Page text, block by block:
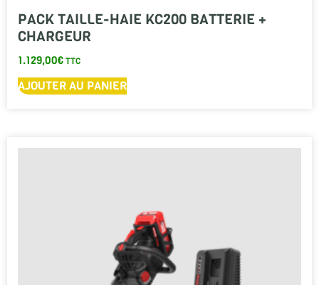
PACK TAILLE-HAIE KC200 BATTERIE +
CHARGEUR
1.129,00€TTC
AJOUTER AU PANIER